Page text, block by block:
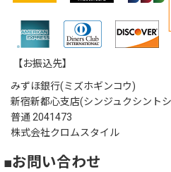
【お振込先】
みずほ銀行(ミズホギンコウ)
新宿新都心支店(シンジュクシント
普通 2041473
株式会社クロムスタイル
■お問い合わせ